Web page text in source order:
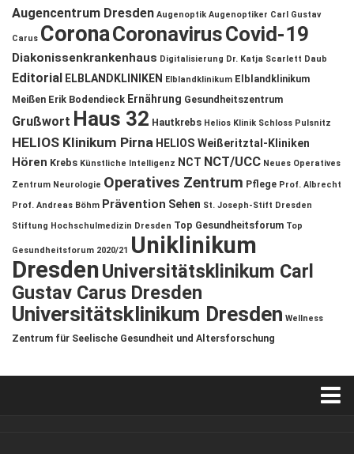
Augencentrum Dresden Augenoptik Augenoptiker Carl Gustav
Carus CoronaCoronavirusCovid-19
Diakonissenkrankenhaus Digitalisierung Dr. Katja Scarlett Daub
Editorial ELBLANDKLINIKEN Elblandklinikum Elblandklinikum
Meißen Erik Bodendieck Ernährung Gesundheitszentrum
Grußwort Haus 32 Hautkrebs Helios Klinik Schloss Pulsnitz
HELIOS Klinikum Pirna HELIOS Weißeritztal-Kliniken
Hören Krebs Künstliche Intelligenz NCT NCT/UCC Neues Operatives
Zentrum Neurologie Operatives Zentrum Pflege Prof. Albrecht
Prof. Andreas Böhm Prävention Sehen St. Joseph-Stift Dresden
Stiftung Hochschulmedizin Dresden Top Gesundheitsforum Top
Gesundheitsforum 2020/21 Uniklinikum
DresdenUniversitätsklinikum Carl
Gustav Carus Dresden
Universitätsklinikum Dresden Wellness
Zentrum für Seelische Gesundheit und Altersforschung